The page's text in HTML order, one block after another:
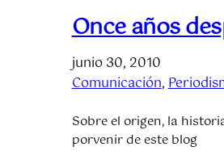
Once años
junio 30, 2010
Comunicación,
Sobre el origen, la
porvenir de este blog